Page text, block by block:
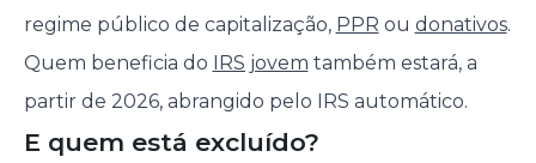
regime público de capitalização, PPR ou donativos.
Quem beneficia do
IRS jovem também estará, a
partir de 2026, abrangido pelo IRS automático.
E quem está excluído?